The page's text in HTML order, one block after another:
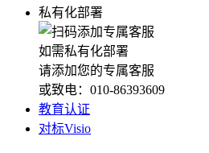
私有化部署
如需私有化部署
请添加您的专属客服
或致电：010-86393609
教育认证
对标Visio